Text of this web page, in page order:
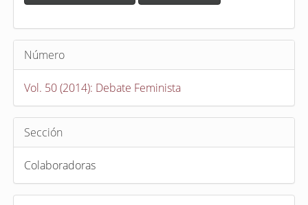
Número
Vol. 50 (2014): Debate Feminista
Sección
Colaboradoras